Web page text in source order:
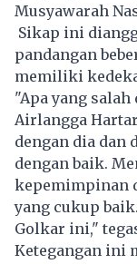
Musyawarah
Sikap ini
pandangan
memiliki
"Apa yang
Airlangga
dengan dia dan
dengan baik.
kepemimpinan
yang cukup
Golkar ini,"
Ketegangan ini